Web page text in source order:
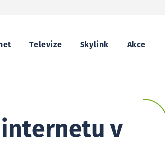
Televize Skylink Akce
v